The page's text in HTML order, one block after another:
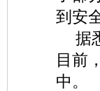
到安
据
目前
中。